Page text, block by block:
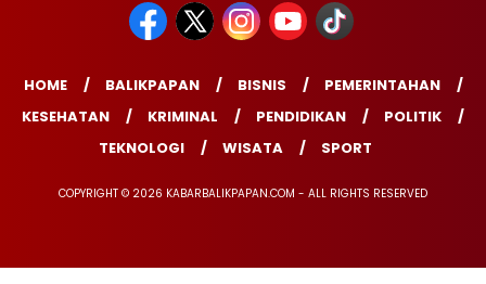
HOME BALIKPAPAN BISNIS
PEMERINTAHAN
KESEHATAN
KRIMINAL PENDIDIKAN
POLITIK
TEKNOLOGI
WISATA SPORT
COPYRIGHT © 2026 KABARBALIKPAPAN.COM - ALL RIGHTS RESERVED